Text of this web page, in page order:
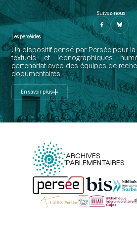
Suivez-nous
Les perséides
Un dispositif pensé par Persée pour
textuels et iconographiques
partenariat avec des équipes de
documentaires.
En savoir plus
ARCHIVES
PARLEMENTAIRES